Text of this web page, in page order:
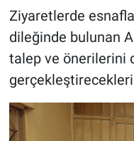
Ziyaretlerde
dileğinde bulunan
talep ve önerilerini